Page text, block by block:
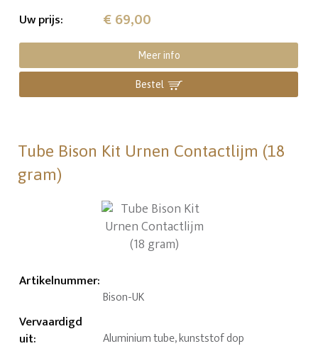
Uw prijs: € 69,00
Meer info
Bestel
Tube Bison Kit Urnen Contactlijm (18
gram)
Artikelnummer:
Bison-UK
Vervaardigd
uit: Aluminium tube, kunststof dop